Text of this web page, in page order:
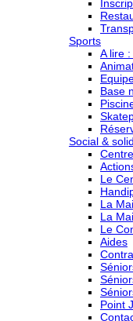
Sports
A lire
Base
Social &
Le
La
La
Le
Aides
Point